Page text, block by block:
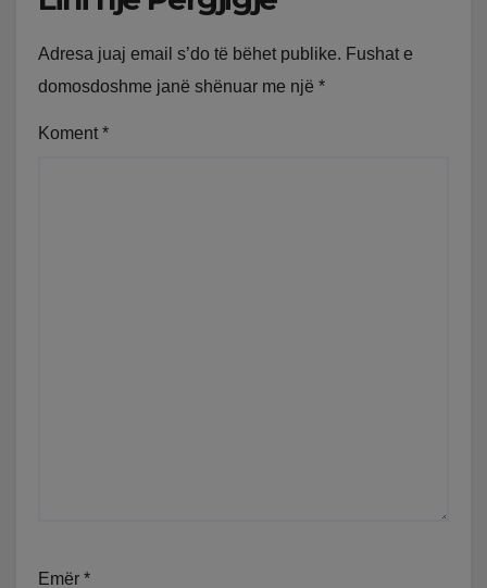
Adresa juaj email s’do të bëhet publike. Fushat e
domosdoshme janë shënuar me një *
Koment *
Emër *